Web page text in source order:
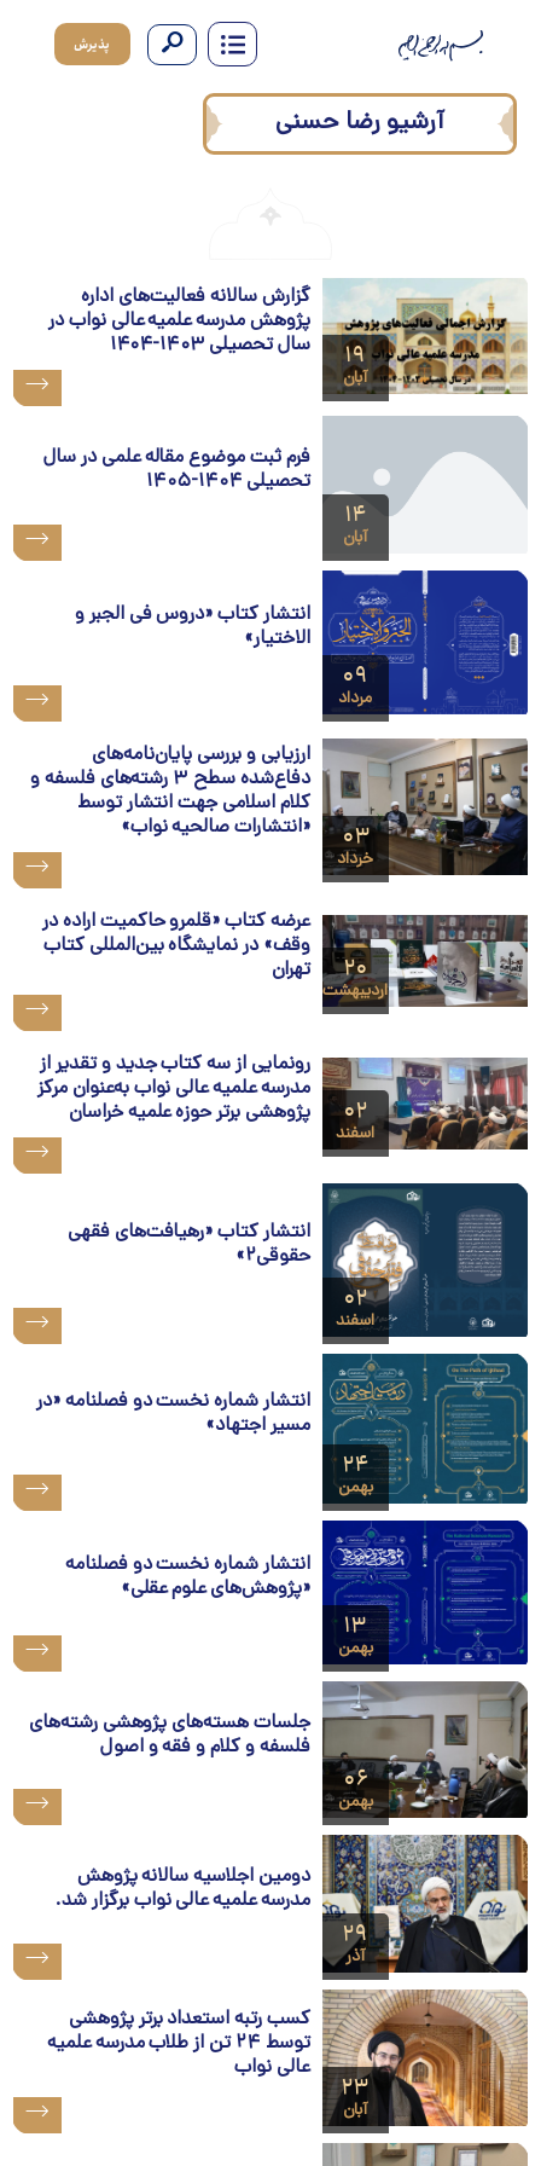
آرشیورضا حسنی
۱۹
آبان
گزارش سالانه فعالیت‌های اداره
پژوهش مدرسه علمیه عالی نواب در
سال تحصیلی ۱۴۰۳-۱۴۰۴
۱۴
فرم ثبت موضوع مقاله علمی در سال
تحصیلی ۱۴۰۴-۱۴۰۵
انتشار کتاب «دروس فی الجبر و
الاختیار»
۰۳
خرداد
ارزیابی و بررسی پایان‌نامه‌های
دفاع‌شده سطح ۳ رشته‌های فلسفه و
کلام اسلامی جهت انتشار توسط
«انتشارات صالحیه نواب»
۲۰
اردیبهشت
عرضه کتاب «قلمرو حاکمیت اراده در
وقف» در نمایشگاه بین‌المللی کتاب
تهران
۰۲
اسفند
رونمایی از سه کتاب جدید و تقدیر از
مدرسه علمیه عالی نواب به‌عنوان مرکز
پژوهشی برتر حوزه علمیه خراسان
۰۲
اسفند
انتشار کتاب «رهیافت­‌های فقهی
حقوقی۲»
۲۴
بهمن
انتشار شماره نخست دو فصلنامه «در
مسیر اجتهاد»
۱۳
بهمن
انتشار شماره نخست دو فصلنامه
«پژوهش‌های علوم عقلی»
۰۶
بهمن
جلسات هسته‌های پژوهشی رشته‌های
فلسفه و کلام و فقه و اصول
۲۹
آذر
دومین اجلاسیه سالانه پژوهش
مدرسه علمیه عالی نواب برگزار شد.
۲۳
آبان
کسب رتبه استعداد برتر پژوهشی
توسط ۲۴ تن از طلاب مدرسه علمیه
عالی نواب